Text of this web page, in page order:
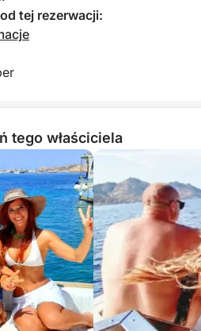
tej rezerwacji:
tego właściciela